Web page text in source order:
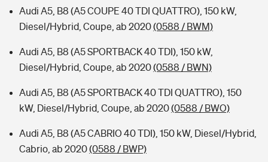
Audi A5, B8 (A5 COUPE 40 TDI QUATTRO), 150 kW,
Diesel/Hybrid, Coupe, ab 2020(0588 / BWM)
Audi A5, B8 (A5 SPORTBACK 40 TDI), 150 kW,
Diesel/Hybrid, Coupe, ab 2020(0588 / BWN)
Audi A5, B8 (A5 SPORTBACK 40 TDI QUATTRO), 150
kW, Diesel/Hybrid, Coupe, ab 2020(0588 / BWO)
Audi A5, B8 (A5 CABRIO 40 TDI), 150 kW, Diesel/Hybrid,
Cabrio, ab 2020(0588 / BWP)